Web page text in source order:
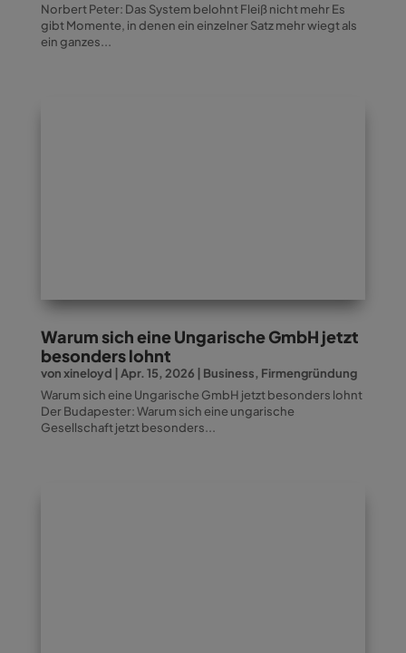
Norbert Peter: Das System belohnt Fleiß nicht mehr Es
gibt Momente, in denen ein einzelner Satz mehr wiegt als
ein ganzes...
Warum sich eine Ungarische GmbH jetzt
besonders lohnt
vonxineloyd Apr. 15, 2026 Business, Firmengründung
Warum sich eine Ungarische GmbH jetzt besonders lohnt
Der Budapester: Warum sich eine ungarische
Gesellschaft jetzt besonders...